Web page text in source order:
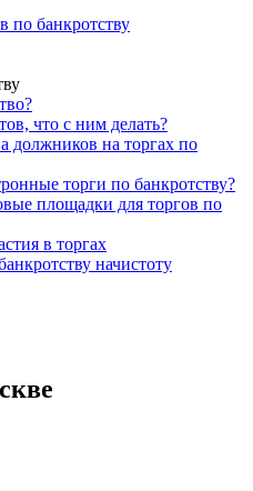
по банкротству
что с ним делать?
должников на торгах по
торги по банкротству?
площадки для торгов по
в торгах
начистоту